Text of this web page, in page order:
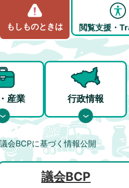
もしものときは 閲覧支援・
産業 行政情報
議会BCPに基づく情報公開
議会BCP